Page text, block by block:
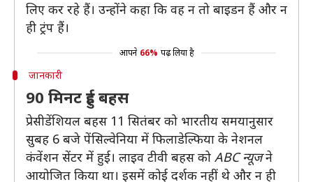
लिए कर रहे हैं। उन्होंने कहा कि वह न तो बाइडन हैं और न
ही ट्रंप हैं।
आपने 66% पढ़ लिया है
जानकारी
90 मिनट हुई बहस
प्रेसीडेंशियल बहस 11 सितंबर को भारतीय समयानुसार
सुबह 6 बजे पेंसिल्वेनिया में फिलाडेल्फिया के नेशनल
कंवेंशन सेंटर में हुई। लाइव टीवी बहस को ABC न्यूजने
आयोजित किया था। इसमें कोई दर्शक नहीं थे और न ही